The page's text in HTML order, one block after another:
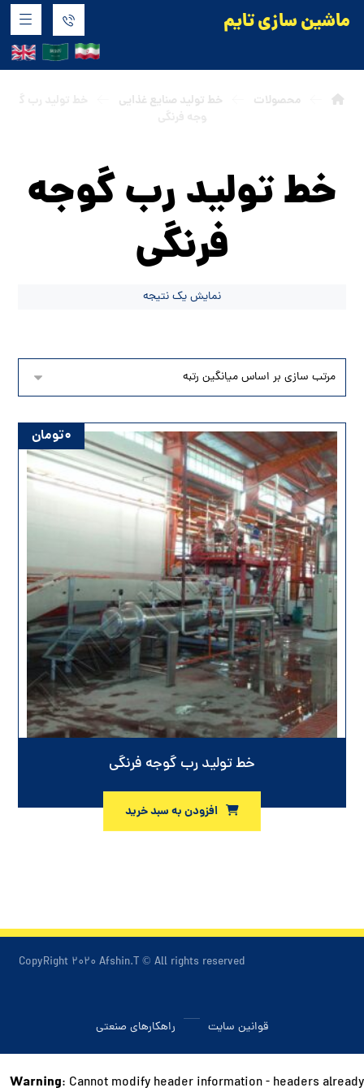
ماشین سازی تایم
محصولات خط تولید صنایع غذایی
خط تولید رب گوجه
فرنگی
نمایش یک نتیجه
خط تولید رب گوجه فرنگی
۰تومان
افزودن به سبد خرید
CopyRight ۲۰۲۰ Afshin.T © All rights reserved
قوانین سایت راهکارهای صنعتی
Warning: Cannot modify header information - headers already